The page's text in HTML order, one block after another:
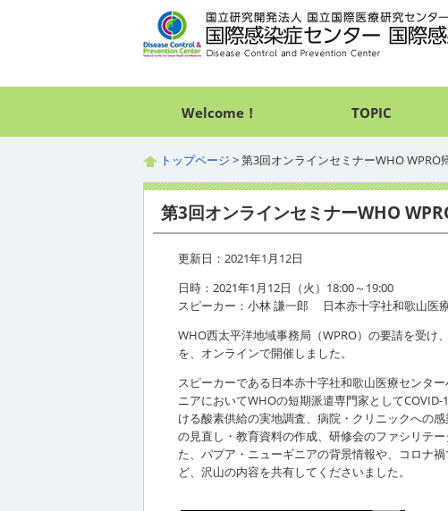
Welcome！ TOPIC
トップページ > 第3回オンラインセミナーWHO WPRO
第3回オンラインセミナーWHO
更新日：2021年1月12日
日時：2021年1月12日（火）18:00～19:00
スピーカー：小林 謙一郎 日本赤十字社和歌山医
WHO西太平洋地域事務局（WPRO）の要請を受け
を、オンラインで開催しました。
スピーカーである日本赤十字社和歌山医療センタ
ニアにおいてWHOの短期派遣専門家として
ける酸素供給の実地調査、病院・クリニックへの
の見直し・教育資料の作成、研修会のファシリテ
た、パプア・ニューギニアの背景情報や、コロナ
ど、沢山の内容を共有してくださいました。